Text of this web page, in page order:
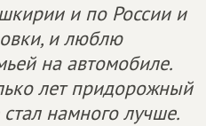
и по России и
и люблю
на автомобиле.
лет придорожный
намного лучше.